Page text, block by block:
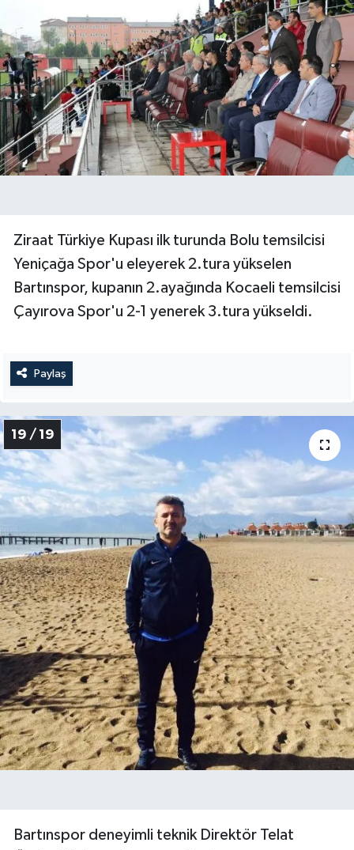
Ziraat Türkiye Kupası ilk turunda Bolu temsilcisi
Yeniçağa Spor'u eleyerek 2.tura yükselen
Bartınspor, kupanın 2.ayağında Kocaeli temsilcisi
Çayırova Spor'u 2-1 yenerek 3.tura yükseldi.
Paylaş
19 / 19
Bartınspor deneyimli teknik Direktör Telat